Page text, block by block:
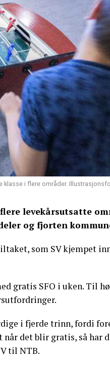
i flere områder.
levekårsutsatte
og fjorten
som SV kjempet
gratis SFO i uken. Til
i fjerde trinn, fordi
når det blir gratis, så har
til NTB.